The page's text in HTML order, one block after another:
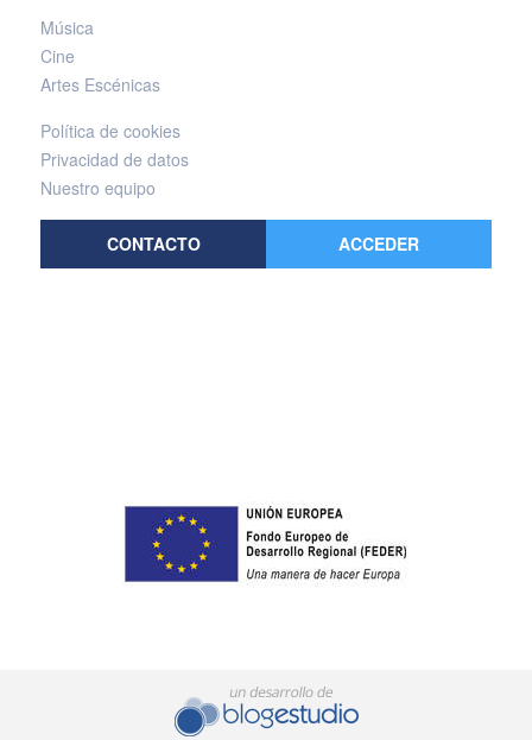
Música
Cine
Artes Escénicas
Política de cookies
Privacidad de datos
Nuestro equipo
CONTACTO ACCEDER